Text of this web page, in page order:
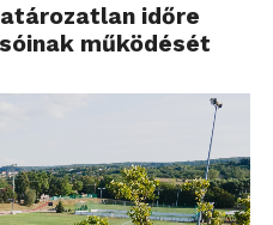
időre
működését